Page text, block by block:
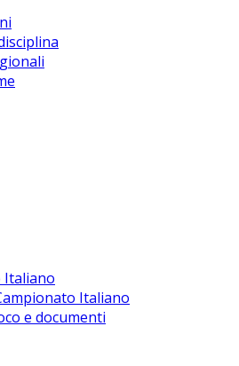
Italiano
Italiano
e documenti